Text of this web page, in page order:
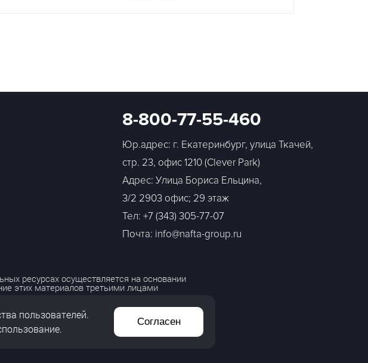
8-800-77-55-460
Юр.адрес: г. Екатеринбург, улица Ткачей,
стр. 23, офис 1210 (Clever Park)
Адрес: Улица Бориса Ельцина,
3/2 2903 офис; 29 этаж
Тел: +7 (343) 305-77-07
Почта: info@nafta-group.ru
ресурсах осуществляется на основании
этих материалов третьими лицами
пользователей.
Согласен